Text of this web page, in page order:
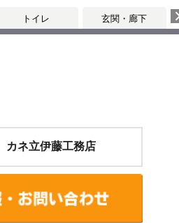
トイレ 玄関・廊下
ネ立伊藤工務店